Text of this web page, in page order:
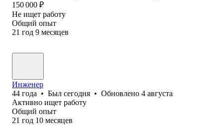
150 000 ₽
Не ищет работу
Общий опыт
21 год 9 месяцев
Инженер
44 года • Был сегодня • Обновлено 4 августа
Активно ищет работу
Общий опыт
21 год 10 месяцев